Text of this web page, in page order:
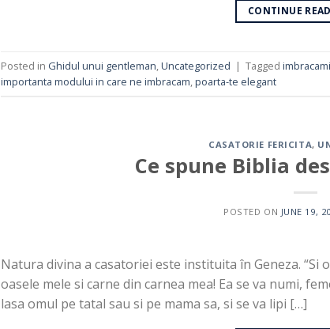
CONTINUE
Posted in Ghidul unui gentleman,Uncategorized | Tagged
importanta modului in care ne imbracam,poarta-te elegant
CASATORIE FERICITA,
Ce spune Biblia
POSTED ON JUNE 19,
Natura divina a casatoriei este instituita în Geneza. “Si
oasele mele si carne din carnea mea! Ea se va numi,
lasa omul pe tatal sau si pe mama sa, si se va lipi […]